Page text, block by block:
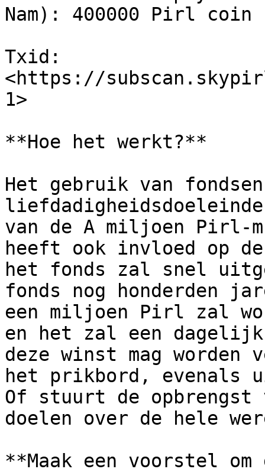
Nam): 400000 Pirl coin
Txid:
<https://
1>​
**Hoe het werkt?**
Het gebruik van
​​van de A miljoen Pirl-
heeft ook invloed op
het fonds zal snel
fonds nog honderden
een miljoen Pirl zal
en het zal een
deze winst mag worden
het prikbord, evenals
Of stuurt de opbrengst
doelen over de hele
**Maak een voorstel